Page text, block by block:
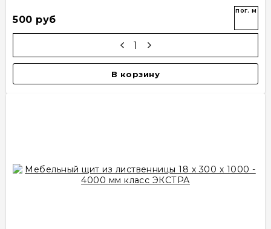
500 руб
пог. м
В корзину